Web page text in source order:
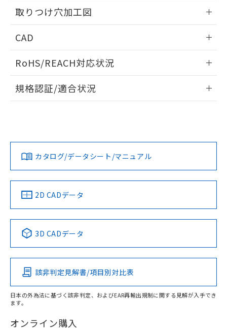
取りつけ穴加工図
CAD
ドすることができます。
ログイン/会員登録
ダウンロードデータをご利用いただく前に、以下を必ずお読
みください。
ソフトウェアの使用条件
RoHS/REACH対応状況
EU RoHS 注意事項・凡例
対応済み
中国 RoHS 注意事項・凡例
Pb Hg Cd Cr(VI)
O
在庫等で未対応品が混在する可能性があります。
規格認証/適合状況
LR型式承認
（イギリス
船舶規格）
DNV型式承認
（ノルウェー
BV型式承認
（フランス
KR型式
（韓国
No No No No
この製品の規格認証/適合状況ページへ
その他の認証はこちらのページからご検索ください
カタログ/データシート/マニュアル
2D CADデータ
3D CADデータ
該非判定見解書/項目別対比表
日本の外為法に基づく該非判定、およびEAR再輸出規制に関する見解が入手でき
ます。
オンライン購入
既に当社にて対応品への在庫切替を完了
していることから、特段のことがない限
り、2022年1月12日より割愛しておりま